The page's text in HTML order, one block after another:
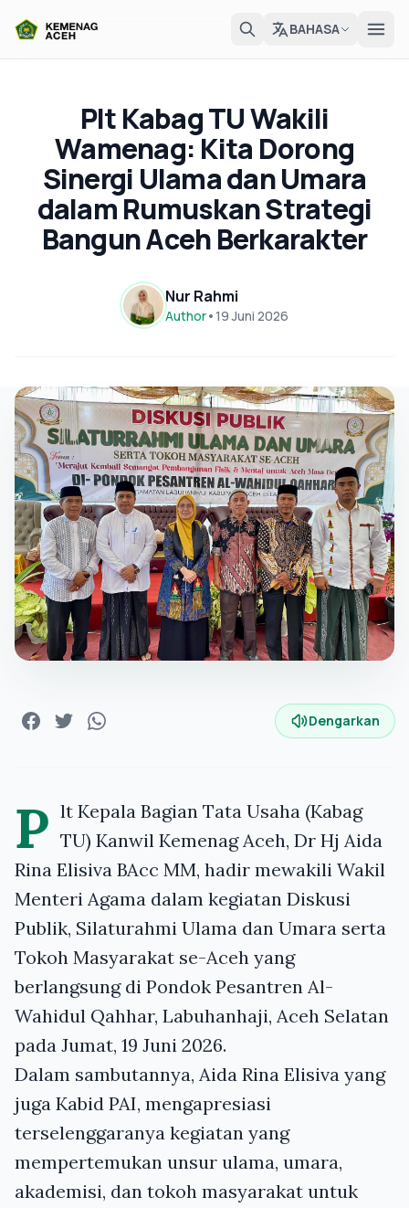
BAHASA
Plt Kabag TU Wakili
Wamenag: Kita Dorong
Sinergi Ulama dan Umara
dalam Rumuskan Strategi
Bangun Aceh Berkarakter
Nur Rahmi
Author•19 Juni 2026
Dengarkan
P lt Kepala Bagian Tata Usaha (Kabag
TU) Kanwil Kemenag Aceh, Dr Hj Aida
Rina Elisiva BAcc MM, hadir mewakili Wakil
Menteri Agama dalam kegiatan Diskusi
Publik, Silaturahmi Ulama dan Umara serta
Tokoh Masyarakat se-Aceh yang
berlangsung di Pondok Pesantren Al-
Wahidul Qahhar, Labuhanhaji, Aceh Selatan
pada Jumat, 19 Juni 2026.
Dalam sambutannya, Aida Rina Elisiva yang
juga Kabid PAI, mengapresiasi
terselenggaranya kegiatan yang
mempertemukan unsur ulama, umara,
akademisi, dan tokoh masyarakat untuk